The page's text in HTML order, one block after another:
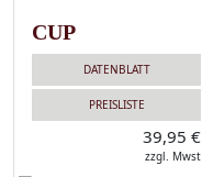
CUP
DATENBLATT
PREISLISTE
39,95 €
zzgl. Mwst